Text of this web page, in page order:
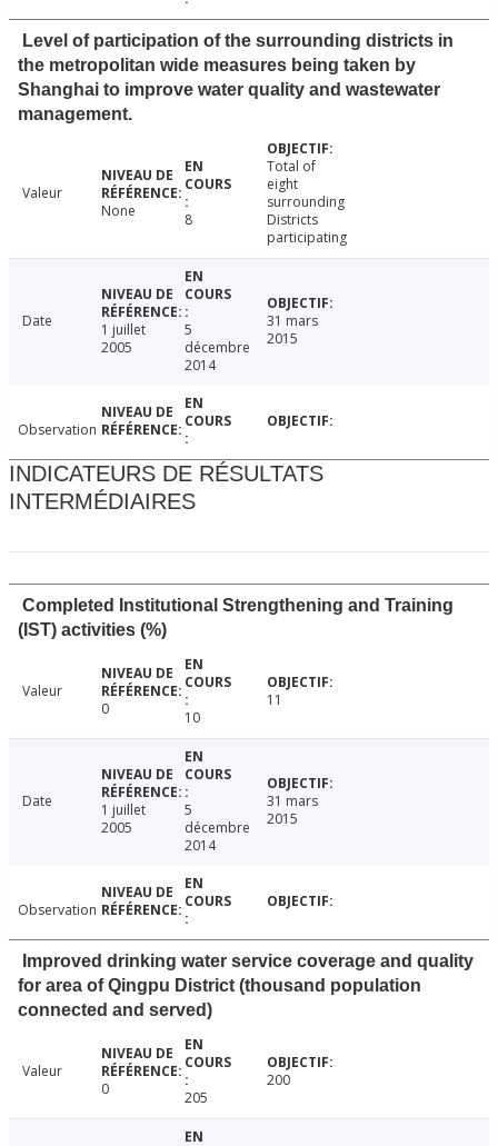
Level of participation of the surrounding districts in
the metropolitan wide measures being taken by
Shanghai to improve water quality and wastewater
management.
Valeur
None
8
Total of
eight
surrounding
Districts
participating
Date
1 juillet
2005
5
décembre
2014
31 mars
2015
Observation
INDICATEURS DE RÉSULTATS
INTERMÉDIAIRES
Completed Institutional Strengthening and Training
(IST) activities (%)
Valeur
0
10
11
Date
1 juillet
2005
5
décembre
2014
31 mars
2015
Observation
Improved drinking water service coverage and quality
for area of Qingpu District (thousand population
connected and served)
Valeur
0
205
200